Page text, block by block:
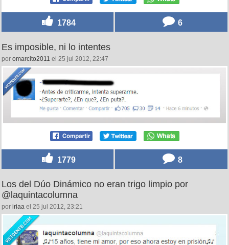
1784 6
Es imposible, ni lo intentes
por omarcito2011 el 25 jul 2012, 22:47
1779 8
Los del Dúo Dinámico no eran trigo limpio por
@laquintacolumna
por iriaa el 25 jul 2012, 23:21